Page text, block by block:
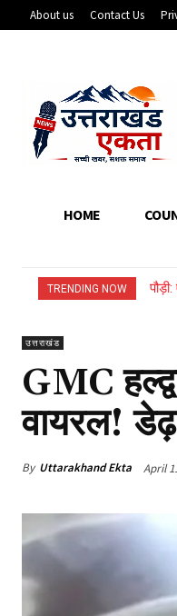
About us Contact Us
HOME
TRENDING NOW
उत्तराखंड
GMC
वायरल! डेढ़
By Uttarakhand Ekta April